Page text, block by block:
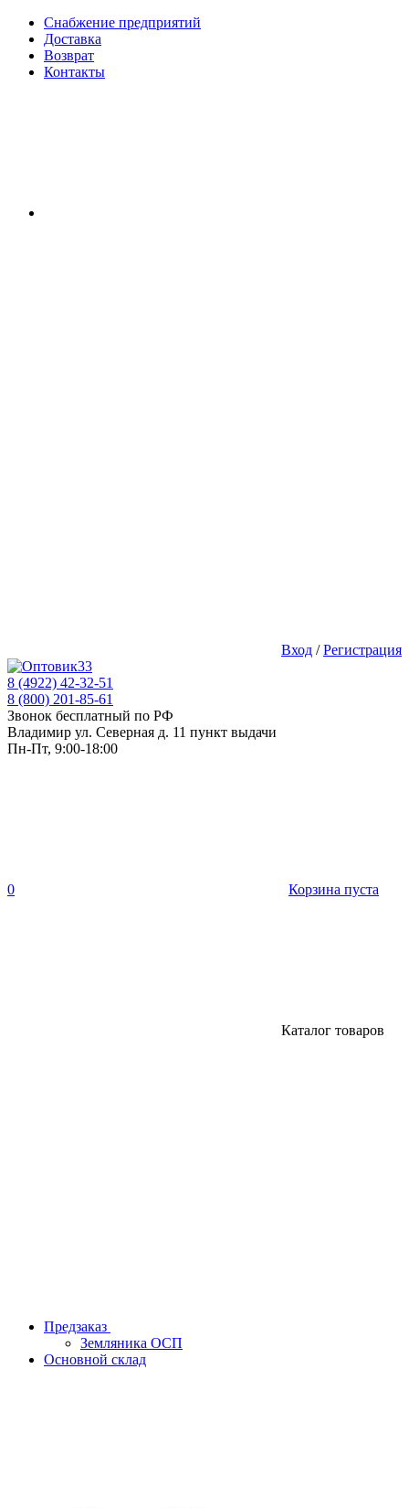
Снабжение предприятий
Доставка
Возврат
Контакты
Вход /Регистрация
8 (4922) 42-32-51
8 (800) 201-85-61
Звонок бесплатный по РФ
Владимир ул. Северная д. 11 пункт выдачи
Пн-Пт, 9:00-18:00
0 Корзина пуста
Каталог товаров
Предзаказ
Земляника ОСП
Основной склад